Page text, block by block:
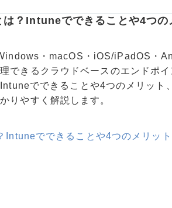
？Intuneでできることや4つの
・macOS・iOS/iPadOS・
できるクラウドベースのエンドポ
でできることや4つのメリット
りやすく解説します。
Intuneでできることや4つのメリッ